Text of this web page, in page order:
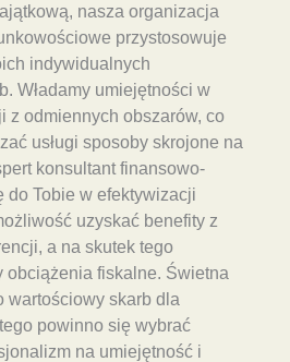
nasza organizacja
przystosowuje
indywidualnych
Władamy umiejętności w
z odmiennych obszarów, co
usługi sposoby skrojone na
konsultant finansowo-
do Tobie w efektywizacji
uzyskać benefity z
a na skutek tego
obciążenia fiskalne. Świetna
wartościowy skarb dla
powinno się wybrać
na umiejętność i